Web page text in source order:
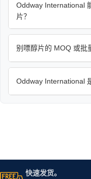
Oddway International
片？
别嘌醇片的 MOQ 或批
Oddway International
快速发货。